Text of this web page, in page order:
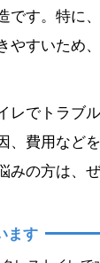
です。特に
やすいため
レでトラブ
費用など
みの方は、
ます